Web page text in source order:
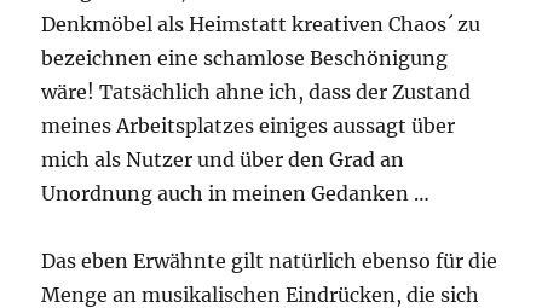
Denkmöbel als Heimstatt kreativen Chaos´ zu
bezeichnen eine schamlose Beschönigung
wäre! Tatsächlich ahne ich, dass der Zustand
meines Arbeitsplatzes einiges aussagt über
mich als Nutzer und über den Grad an
Unordnung auch in meinen Gedanken …
Das eben Erwähnte gilt natürlich ebenso für die
Menge an musikalischen Eindrücken, die sich